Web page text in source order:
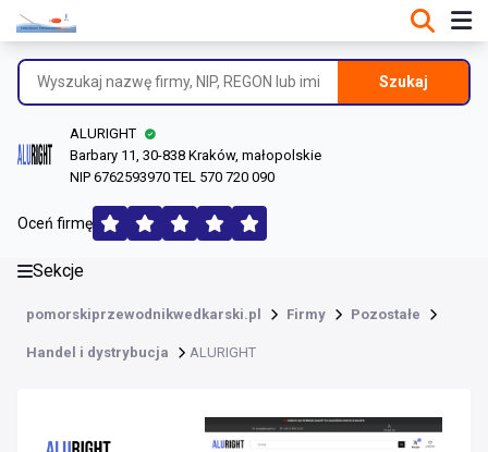
Szukaj
ALURIGHT
Barbary 11, 30-838 Kraków, małopolskie
NIP 6762593970 TEL 570 720 090
Oceń firmę
Sekcje
pomorskiprzewodnikwedkarski.pl Firmy Pozostałe
Handel i dystrybucja ALURIGHT
Informacje o firmie
Dane rejestrowe
Lokalizacje
Opinie (163)